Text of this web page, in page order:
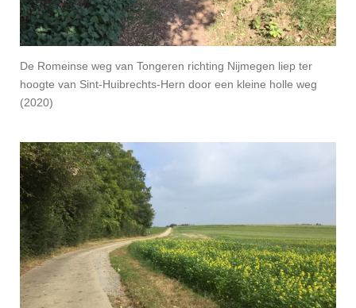
De Romeinse weg van Tongeren richting Nijmegen liep ter
hoogte van Sint-Huibrechts-Hern door een kleine holle weg
(2020)